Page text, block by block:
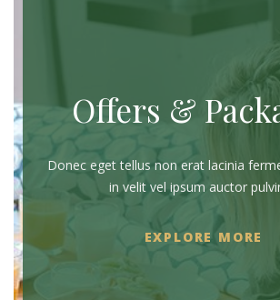
Offers &
Donec eget tellus non erat lacinia
in velit vel ipsum auctor
EXPLORE MORE